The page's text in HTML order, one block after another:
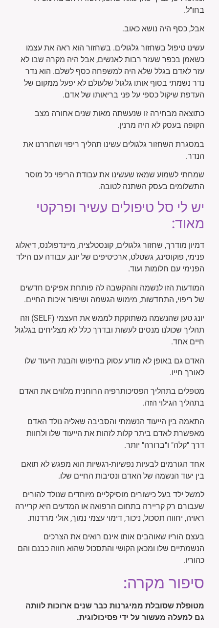
בחו"ל.
אבל, כסף היה נושא כאוב.
עשינו טיפול בשחזור גלגולים. בשחזור הוא ראה את עצמו
כשאמן בכפר שעזר רבות לאנשים, אבל היה מקרה שבו לא
עזר לאדם בגלל שלא היה למשפחה כסף לשלם. הוא נדר
נדר נשמתי בסוף אותו גלגול שלעולם לא יפעל ממקום של
העדפת שיקול כספי על פני בריאותו של אדם.
כתוצאה מבחירה זו שנעשתה מאות שנים אחורה מצב
הקופה בעסק לא היה מרנין.
במסגרת השחזור גלגולים עשינו תהליך ריפוי ושחררנו את
הנדר.
שמחתי לשמוע שמאז שעשינו את עבודת הריפוי כל מוסר
התשלומים בעסק השתנה לטובה.
יש לי סל טיפולים עשיר ופרקטי
מאוד:
דמיון מודרך, שחזור גלגולים, קונסטלציה, מיינדפולנס, דיאלוג
פנימי, פוקוסינג, גשטלט, ארכיטיפים של יונג, עבודה עם הילד
הפנימי עם חלומות ועוד.
המודעות הזו לנשמה וההקשבה לה פותחת אפיקים חדשים
של ריפוי, התחדשות, מימוש הגשמה ושיפור איכות החיים.
יונג טען שהנשמה משתוקקת לממש את העצמי (SELF) וזה
תהליך שכולנו מנסים לעשות ובדרך כלל לא מצליחים בגלגול
חיים אחד.
האדם גם באופן לא מודע עסוק בחיפוש והבנת היעוד שלו
לאורך חייו.
מטפלים בתהליך הפסיכותרפיה הרוחנית מלווים את האדם
בתהליך הגילוי הזה.
התאמה בין הייעוד הנשמתי והסביבה שאליה נולד האדם
מאפשרת לאדם ביתר קלות לזהות את הייעוד שלו ולחוות
דרך "קלה" ו"ברורה" יותר.
אחד הגורמים לבעיות נפשיות-רגשיות הוא מפגש לא תואם
בין יעוד הנשמה של האדם ונסיבות החיים שלו.
למשל ילד בעל כישורים מוסיקליים מיוחדים שנולד להורים
שעבורם רק קריירה בתחום הרפואה או המדעים היא קריירה
ראויה, יחווה תסכול, ניכור, דימוי עצמי נמוך, אולי מרדנות.
בעצם הוריו שאוהבים אותו אינם רואים את הצרכים
הנשמתיים שלו ומכאן הקושי והתסכול שהוא חווה כבנם והם
כהוריו.
סיפור מקרה:
מטופלת שסובלת ממיגרנות כבר שנים ארוכות לוותה
גם למעלה מעשור על ידי פסיכולוגית.